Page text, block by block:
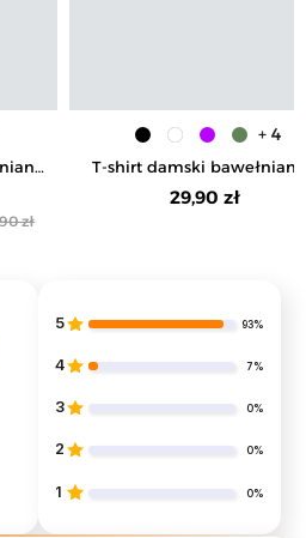
zł
T-shirt damski
krótkim rękawkiem
jednokolorowy
29,90 zł
+ 4
5 93%
4 7%
3 0%
2 0%
1 0%